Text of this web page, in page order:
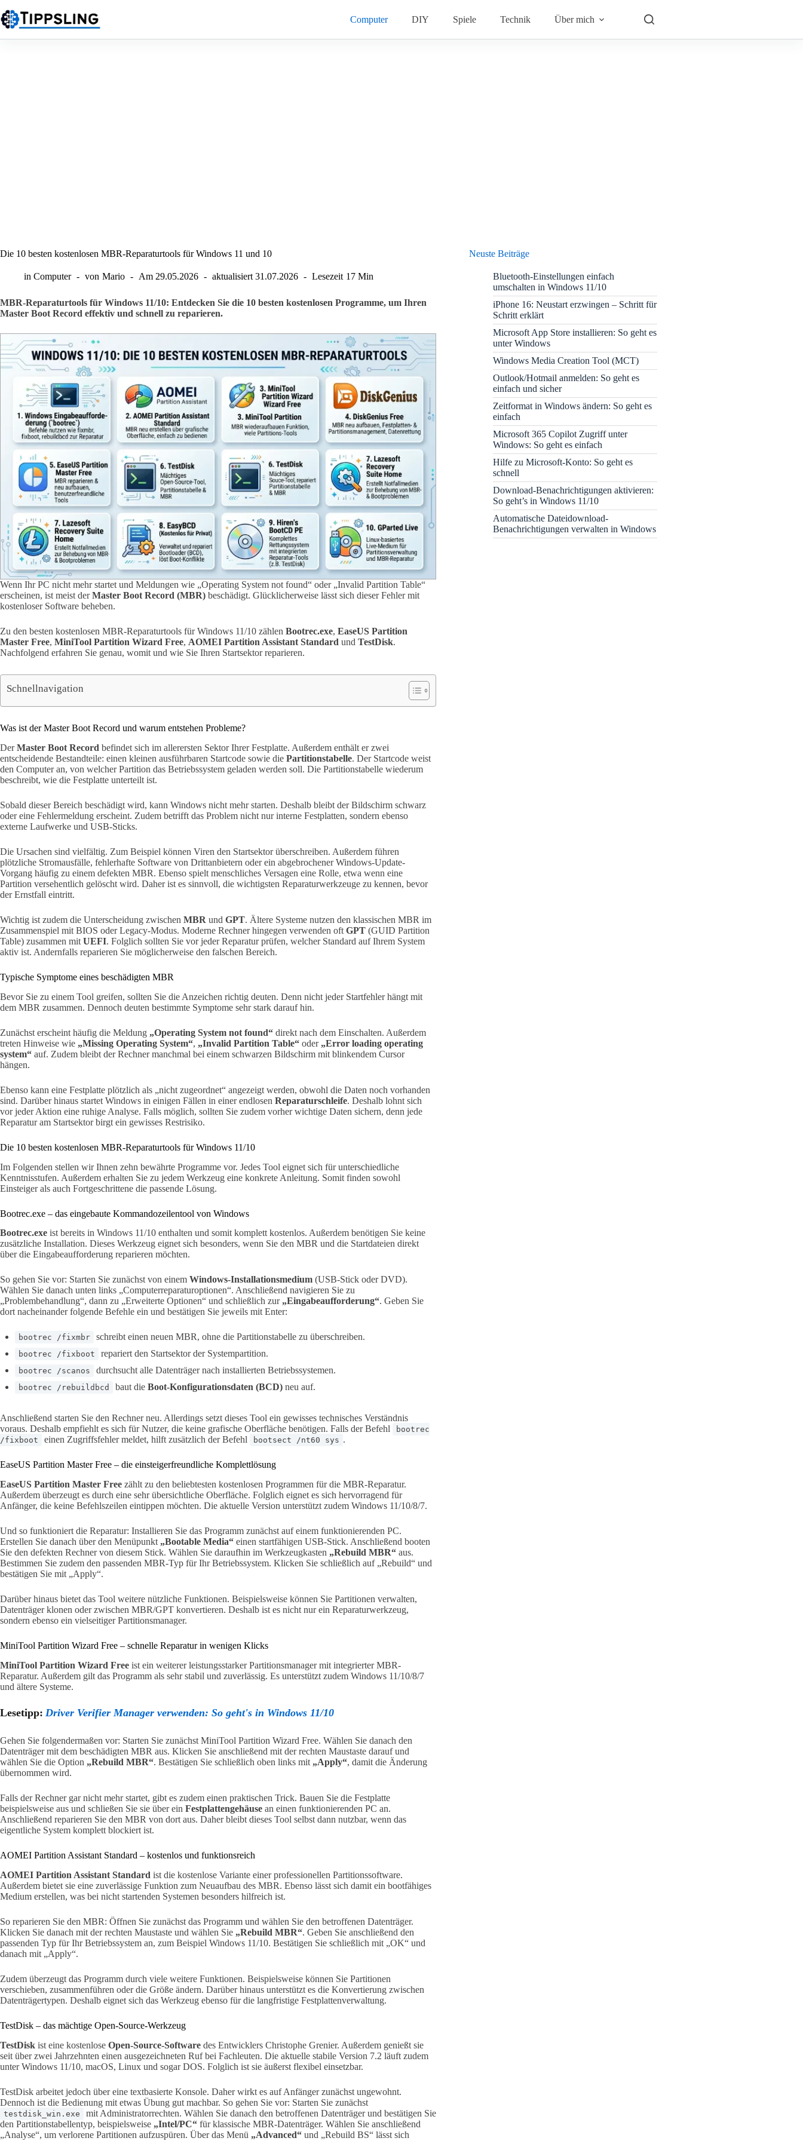
Inhalt
springen
Computer DIY Spiele Technik Über mich
Die 10 besten kostenlosen MBR-Reparaturtools für Windows 11 und 10
in Computer von Mario Am 29.05.2026 aktualisiert 31.07.2026 Lesezeit 17 Min
MBR-Reparaturtools für Windows 11/10: Entdecken Sie die 10 besten kostenlosen Programme, um Ihren
Master Boot Record effektiv und schnell zu reparieren.
Wenn Ihr PC nicht mehr startet und Meldungen wie „Operating System not found“ oder „Invalid Partition Table“
erscheinen, ist meist derMaster Boot Record (MBR) beschädigt. Glücklicherweise lässt sich dieser Fehler mit
kostenloser Software beheben.
Zu den besten kostenlosen MBR-Reparaturtools für Windows 11/10 zählen Bootrec.exe, EaseUS Partition
Master Free, MiniTool Partition Wizard Free, AOMEI Partition Assistant Standard und TestDisk.
Nachfolgend erfahren Sie genau, womit und wie Sie Ihren Startsektor reparieren.
Schnellnavigation
Was ist der Master Boot Record und warum entstehen Probleme?
DerMaster Boot Record befindet sich im allerersten Sektor Ihrer Festplatte. Außerdem enthält er zwei
entscheidende Bestandteile: einen kleinen ausführbaren Startcode sowie die Partitionstabelle. Der Startcode weist
den Computer an, von welcher Partition das Betriebssystem geladen werden soll. Die Partitionstabelle wiederum
beschreibt, wie die Festplatte unterteilt ist.
Sobald dieser Bereich beschädigt wird, kann Windows nicht mehr starten. Deshalb bleibt der Bildschirm schwarz
oder eine Fehlermeldung erscheint. Zudem betrifft das Problem nicht nur interne Festplatten, sondern ebenso
externe Laufwerke und USB-Sticks.
Die Ursachen sind vielfältig. Zum Beispiel können Viren den Startsektor überschreiben. Außerdem führen
plötzliche Stromausfälle, fehlerhafte Software von Drittanbietern oder ein abgebrochener Windows-Update-
Vorgang häufig zu einem defekten MBR. Ebenso spielt menschliches Versagen eine Rolle, etwa wenn eine
Partition versehentlich gelöscht wird. Daher ist es sinnvoll, die wichtigsten Reparaturwerkzeuge zu kennen, bevor
der Ernstfall eintritt.
Wichtig ist zudem die Unterscheidung zwischen MBR und GPT. Ältere Systeme nutzen den klassischen MBR im
Zusammenspiel mit BIOS oder Legacy-Modus. Moderne Rechner hingegen verwenden oft GPT (GUID Partition
Table) zusammen mit UEFI. Folglich sollten Sie vor jeder Reparatur prüfen, welcher Standard auf Ihrem System
aktiv ist. Andernfalls reparieren Sie möglicherweise den falschen Bereich.
Typische Symptome eines beschädigten MBR
Bevor Sie zu einem Tool greifen, sollten Sie die Anzeichen richtig deuten. Denn nicht jeder Startfehler hängt mit
dem MBR zusammen. Dennoch deuten bestimmte Symptome sehr stark darauf hin.
Zunächst erscheint häufig die Meldung „Operating System not found“ direkt nach dem Einschalten. Außerdem
treten Hinweise wie „Missing Operating System“, „Invalid Partition Table“ oder „Error loading operating
system“ auf. Zudem bleibt der Rechner manchmal bei einem schwarzen Bildschirm mit blinkendem Cursor
hängen.
Ebenso kann eine Festplatte plötzlich als „nicht zugeordnet“ angezeigt werden, obwohl die Daten noch vorhanden
sind. Darüber hinaus startet Windows in einigen Fällen in einer endlosen Reparaturschleife. Deshalb lohnt sich
vor jeder Aktion eine ruhige Analyse. Falls möglich, sollten Sie zudem vorher wichtige Daten sichern, denn jede
Reparatur am Startsektor birgt ein gewisses Restrisiko.
Die 10 besten kostenlosen MBR-Reparaturtools für Windows 11/10
Im Folgenden stellen wir Ihnen zehn bewährte Programme vor. Jedes Tool eignet sich für unterschiedliche
Kenntnisstufen. Außerdem erhalten Sie zu jedem Werkzeug eine konkrete Anleitung. Somit finden sowohl
Einsteiger als auch Fortgeschrittene die passende Lösung.
Bootrec.exe – das eingebaute Kommandozeilentool von Windows
Bootrec.exe ist bereits in Windows 11/10 enthalten und somit komplett kostenlos. Außerdem benötigen Sie keine
zusätzliche Installation. Dieses Werkzeug eignet sich besonders, wenn Sie den MBR und die Startdateien direkt
über die Eingabeaufforderung reparieren möchten.
So gehen Sie vor: Starten Sie zunächst von einem Windows-Installationsmedium (USB-Stick oder DVD).
Wählen Sie danach unten links „Computerreparaturoptionen“. Anschließend navigieren Sie zu
„Problembehandlung“, dann zu „Erweiterte Optionen“ und schließlich zur „Eingabeaufforderung“. Geben Sie
dort nacheinander folgende Befehle ein und bestätigen Sie jeweils mit Enter:
bootrec /fixmbr schreibt einen neuen MBR, ohne die Partitionstabelle zu überschreiben.
bootrec /fixboot repariert den Startsektor der Systempartition.
bootrec /scanos durchsucht alle Datenträger nach installierten Betriebssystemen.
bootrec /rebuildbcd baut die Boot-Konfigurationsdaten (BCD) neu auf.
Anschließend starten Sie den Rechner neu. Allerdings setzt dieses Tool ein gewisses technisches Verständnis
voraus. Deshalb empfiehlt es sich für Nutzer, die keine grafische Oberfläche benötigen. Falls der Befehl
bootrec
/fixboot
einen Zugriffsfehler meldet, hilft zusätzlich der Befehl bootsect /nt60 sys .
EaseUS Partition Master Free – die einsteigerfreundliche Komplettlösung
EaseUS Partition Master Free zählt zu den beliebtesten kostenlosen Programmen für die MBR-Reparatur.
Außerdem überzeugt es durch eine sehr übersichtliche Oberfläche. Folglich eignet es sich hervorragend für
Anfänger, die keine Befehlszeilen eintippen möchten. Die aktuelle Version unterstützt zudem Windows 11/10/8/7.
Und so funktioniert die Reparatur: Installieren Sie das Programm zunächst auf einem funktionierenden PC.
Erstellen Sie danach über den Menüpunkt „Bootable Media“ einen startfähigen USB-Stick. Anschließend booten
Sie den defekten Rechner von diesem Stick. Wählen Sie daraufhin im Werkzeugkasten „Rebuild MBR“ aus.
Bestimmen Sie zudem den passenden MBR-Typ für Ihr Betriebssystem. Klicken Sie schließlich auf „Rebuild“ und
bestätigen Sie mit „Apply“.
Darüber hinaus bietet das Tool weitere nützliche Funktionen. Beispielsweise können Sie Partitionen verwalten,
Datenträger klonen oder zwischen MBR/GPT konvertieren. Deshalb ist es nicht nur ein Reparaturwerkzeug,
sondern ebenso ein vielseitiger Partitionsmanager.
MiniTool Partition Wizard Free – schnelle Reparatur in wenigen Klicks
MiniTool Partition Wizard Free ist ein weiterer leistungsstarker Partitionsmanager mit integrierter MBR-
Reparatur. Außerdem gilt das Programm als sehr stabil und zuverlässig. Es unterstützt zudem Windows 11/10/8/7
und ältere Systeme.
Lesetipp: Driver Verifier Manager verwenden: So geht's in Windows 11/10
Gehen Sie folgendermaßen vor: Starten Sie zunächst MiniTool Partition Wizard Free. Wählen Sie danach den
Datenträger mit dem beschädigten MBR aus. Klicken Sie anschließend mit der rechten Maustaste darauf und
wählen Sie die Option „Rebuild MBR“. Bestätigen Sie schließlich oben links mit „Apply“, damit die Änderung
übernommen wird.
Falls der Rechner gar nicht mehr startet, gibt es zudem einen praktischen Trick. Bauen Sie die Festplatte
beispielsweise aus und schließen Sie sie über ein Festplattengehäuse an einen funktionierenden PC an.
Anschließend reparieren Sie den MBR von dort aus. Daher bleibt dieses Tool selbst dann nutzbar, wenn das
eigentliche System komplett blockiert ist.
AOMEI Partition Assistant Standard – kostenlos und funktionsreich
AOMEI Partition Assistant Standard ist die kostenlose Variante einer professionellen Partitionssoftware.
Außerdem bietet sie eine zuverlässige Funktion zum Neuaufbau des MBR. Ebenso lässt sich damit ein bootfähiges
Medium erstellen, was bei nicht startenden Systemen besonders hilfreich ist.
So reparieren Sie den MBR: Öffnen Sie zunächst das Programm und wählen Sie den betroffenen Datenträger.
Klicken Sie danach mit der rechten Maustaste und wählen Sie „Rebuild MBR“. Geben Sie anschließend den
passenden Typ für Ihr Betriebssystem an, zum Beispiel Windows 11/10. Bestätigen Sie schließlich mit „OK“ und
danach mit „Apply“.
Zudem überzeugt das Programm durch viele weitere Funktionen. Beispielsweise können Sie Partitionen
verschieben, zusammenführen oder die Größe ändern. Darüber hinaus unterstützt es die Konvertierung zwischen
Datenträgertypen. Deshalb eignet sich das Werkzeug ebenso für die langfristige Festplattenverwaltung.
TestDisk – das mächtige Open-Source-Werkzeug
TestDisk ist eine kostenlose Open-Source-Software des Entwicklers Christophe Grenier. Außerdem genießt sie
seit über zwei Jahrzehnten einen ausgezeichneten Ruf bei Fachleuten. Die aktuelle stabile Version 7.2 läuft zudem
unter Windows 11/10, macOS, Linux und sogar DOS. Folglich ist sie äußerst flexibel einsetzbar.
TestDisk arbeitet jedoch über eine textbasierte Konsole. Daher wirkt es auf Anfänger zunächst ungewohnt.
Dennoch ist die Bedienung mit etwas Übung gut machbar. So gehen Sie vor: Starten Sie zunächst
testdisk_win.exe
mit Administratorrechten. Wählen Sie danach den betroffenen Datenträger und bestätigen Sie
den Partitionstabellentyp, beispielsweise „Intel/PC“ für klassische MBR-Datenträger. Wählen Sie anschließend
„Analyse“, um verlorene Partitionen aufzuspüren. Über das Menü „Advanced“ und „Rebuild BS“ lässt sich
Neuste Beiträge
Bluetooth-Einstellungen einfach
umschalten in Windows 11/10
iPhone 16: Neustart erzwingen – Schritt für
Schritt erklärt
Microsoft App Store installieren: So geht es
unter Windows
Windows Media Creation Tool (MCT)
Outlook/Hotmail anmelden: So geht es
einfach und sicher
Zeitformat in Windows ändern: So geht es
einfach
Microsoft 365 Copilot Zugriff unter
Windows: So geht es einfach
Hilfe zu Microsoft-Konto: So geht es
schnell
Download-Benachrichtigungen aktivieren:
So geht’s in Windows 11/10
Automatische Dateidownload-
Benachrichtigungen verwalten in Windows